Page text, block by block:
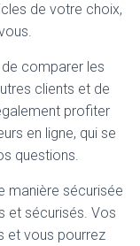
de votre choix,
comparer les
clients et de
profiter
en ligne, qui se
questions.
manière sécurisée
et sécurisés. Vos
et vous pourrez